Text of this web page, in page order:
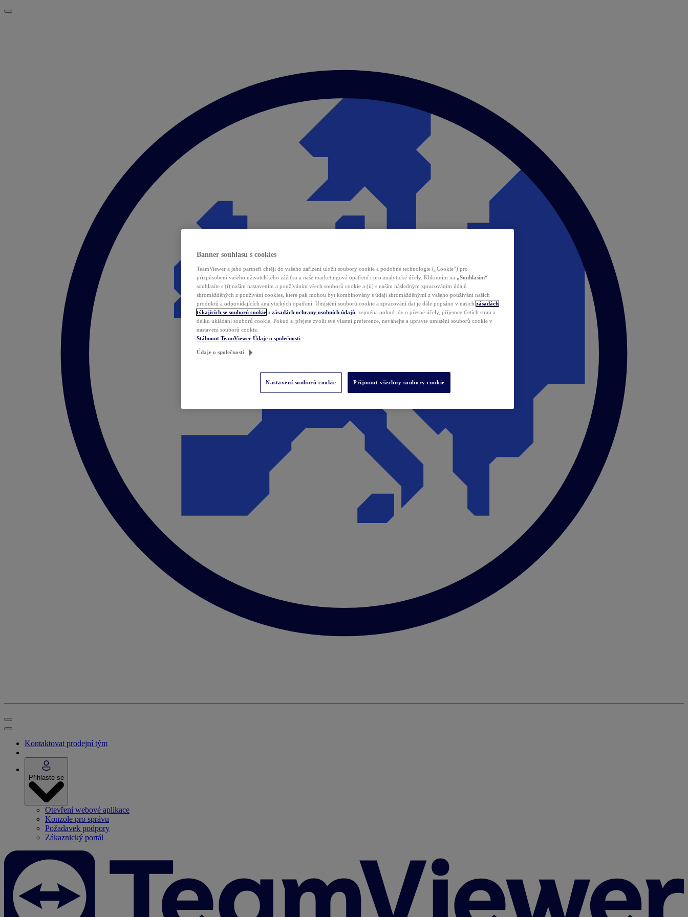
Kontaktovat prodejní tým
Přihlaste se
Otevření webové aplikace
Konzole pro správu
Požadavek podpory
Zákaznický portál
Banner souhlasu s cookies
TeamViewer a jeho partneři chtějí do vašeho zařízení uložit soubory cookie a podobné technologie („Cookie“) pro
přizpůsobení vašeho uživatelského zážitku a naše marketingová opatření i pro analytické účely. Kliknutím na „Souhlasím“
souhlasíte s (i) naším nastavením a používáním všech souborů cookie a (ii) s naším následným zpracováním údajů
shromážděných z používání cookies, které pak mohou být kombinovány s údaji shromážděnými z vašeho používání našich
produktů a odpovídajících analytických opatření. Umístění souborů cookie a zpracování dat je dále popsáno v našich zásadách
týkajících se souborů cookie a zásadách ochrany osobních údajů , zejména pokud jde o přesné účely, příjemce třetích stran a
délku ukládání souborů cookie. Pokud si přejete zvolit své vlastní preference, neváhejte a upravte umístění souborů cookie v
nastavení souborů cookie.
Stáhnout TeamViewer Údaje o společnosti
Údaje o společnosti
Nastavení souborů cookie Přijmout všechny soubory cookie